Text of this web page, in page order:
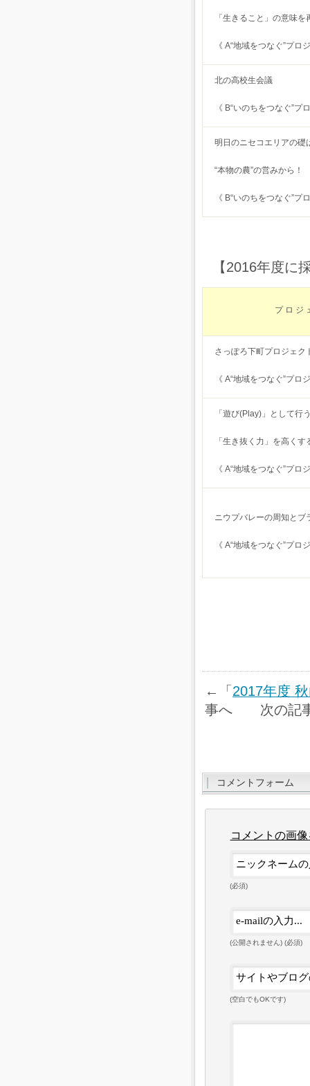
「生きること」の意味を
《 A“地域をつなぐ”プロ
北の高校生会議
《 B“いのちをつなぐ”プ
明日のニセコエリアの礎
“本物の農”の営みから！
《 B“いのちをつなぐ”プ
【2016年度に
プ ロ ジ
さっぽろ下町プロジェク
《 A“地域をつなぐ”プロ
「遊び(Play)」として行
「生き抜く力」を高くす
《 A“地域をつなぐ”プロ
ニウプバレーの周知とブ
《 A“地域をつなぐ”プロ
←「 2017年度
事へ 次の記
コメントフォーム
コメントの画
(必須)
(公開されません) (必須)
(空白でもOKです)